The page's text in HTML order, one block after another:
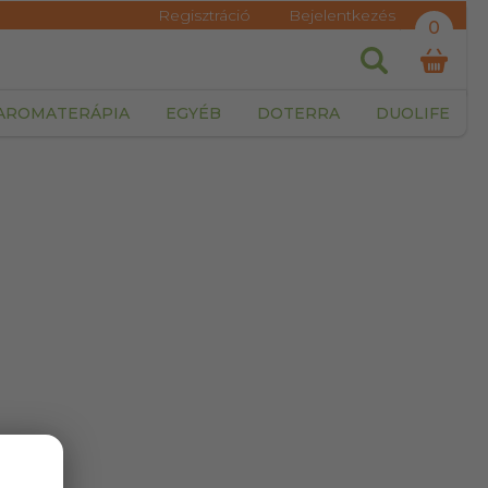
Regisztráció Bejelentkezés
0
EGYÉB DOTERRA DUOLIFE